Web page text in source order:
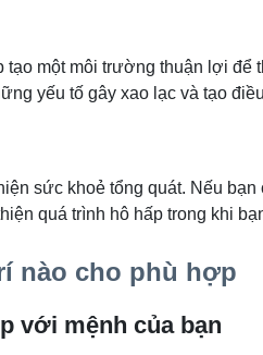
một môi trường thuận lợi
yếu tố gây xao lạc và tạo
sức khoẻ tổng quát. Nếu
quá trình hô hấp trong khi
nào cho phù hợp
với mệnh của bạn